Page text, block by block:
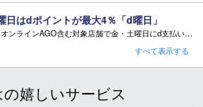
場合は、必ずページ内でご選択ください。
ない場合、その相当額の値引き・ご返金はございません。
日はdポイントが最大4％「d曜日」
■ 有賀園ゴルフオンラインAGO含む対象店舗で金・土曜日にd支払いをすると
間：毎週 金・土曜日 AM 0:00 - PM 23:59
すべて表示する
嬉しいサービス